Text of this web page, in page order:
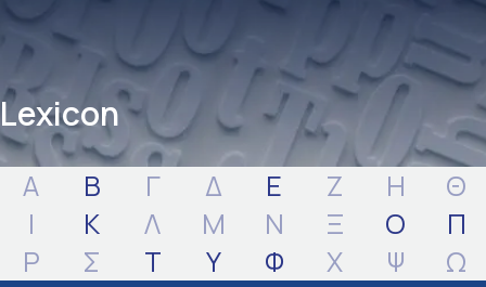
Lexicon
Α Β Γ Δ Ε Ζ Η
Θ
Ι
Κ Λ Μ Ν Ξ Ο
Π
Ρ
Σ Τ Υ Φ Χ Ψ Ω